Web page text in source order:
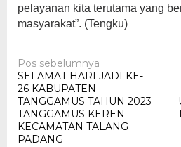
pelayanan kita terutama yang
masyarakat”. (Tengku)
Navigasi
pos
Pos sebelumnya
SELAMAT HARI JADI KE-
26 KABUPATEN
TANGGAMUS TAHUN 2023
TANGGAMUS KEREN
KECAMATAN TALANG
PADANG